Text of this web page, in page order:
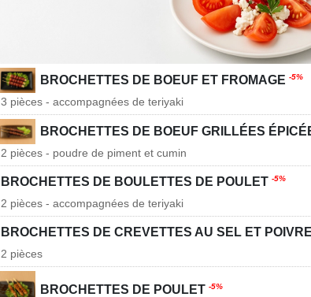
BROCHETTES DE BOEUF ET FROMAGE -5%
3 pièces - accompagnées de teriyaki
BROCHETTES DE BOEUF GRILLÉES
2 pièces - poudre de piment et cumin
BROCHETTES DE BOULETTES DE POULET -5%
2 pièces - accompagnées de teriyaki
BROCHETTES DE CREVETTES AU SEL ET POIVRE
2 pièces
BROCHETTES DE POULET -5%